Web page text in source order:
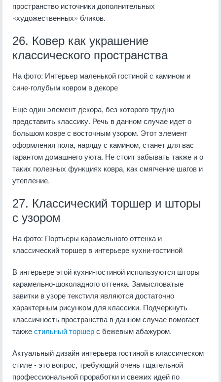
пространство источники дополнительных
«художественных» бликов.
26. Ковер как украшение
классического пространства
На фото: Интерьер маленькой гостиной с камином и
сине-голубым ковром в декоре
Еще один элемент декора, без которого трудно
представить классику. Речь в данном случае идет о
большом ковре с восточным узором. Этот элемент
оформления пола, наряду с камином, станет для вас
гарантом домашнего уюта. Не стоит забывать также и о
таких полезных функциях ковра, как смягчение шагов и
утепление.
27. Классический торшер и шторы
с узором
На фото: Портьеры карамельного оттенка и
классический торшер в интерьере кухни-гостиной
В интерьере этой кухни-гостиной используются шторы
карамельно-шоколадного оттенка. Замысловатые
завитки в узоре текстиля являются достаточно
характерным рисунком для классики. Подчеркнуть
классичность пространства в данном случае помогает
такжестильный торшерс бежевым абажуром.
Актуальный дизайн интерьера гостиной в классическом
стиле - это вопрос, требующий очень тщательной
профессиональной проработки и свежих идей по